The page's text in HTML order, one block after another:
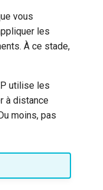
vous
les
À ce stade,
utilise les
à distance
moins, pas